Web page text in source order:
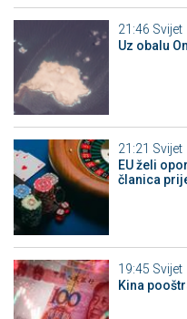
21:46 Svijet
Uz obalu
21:21 Svijet
EU želi
članica
19:45 Svijet
Kina